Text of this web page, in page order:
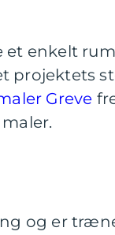
et enkelt
projektets
Greve
og er